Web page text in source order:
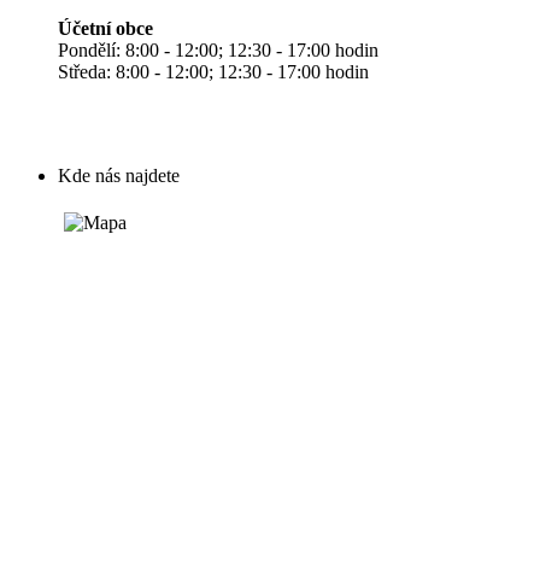
Účetní obce
Pondělí: 8:00 - 12:00; 12:30 - 17:00 hodin
Středa: 8:00 - 12:00; 12:30 - 17:00 hodin
Kde nás najdete